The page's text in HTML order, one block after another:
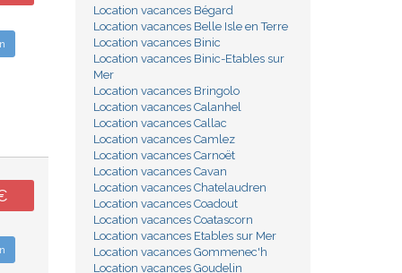
Location vacances Bégard
Location vacances Belle Isle en Terre
Location vacances Binic
Location vacances Binic-Etables sur
Mer
Location vacances Bringolo
Location vacances Calanhel
Location vacances Callac
Location vacances Camlez
Location vacances Carnoët
Location vacances Cavan
Location vacances Chatelaudren
Location vacances Coadout
Location vacances Coatascorn
Location vacances Etables sur Mer
Location vacances Gommenec'h
Location vacances Goudelin